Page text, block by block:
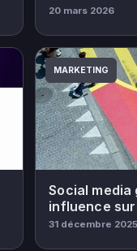
20 mars 2026
MARKETING
Social media
influence
31 décembre 2025